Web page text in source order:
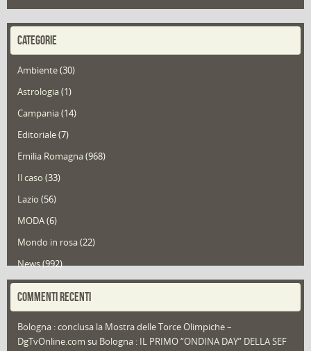
CATEGORIE
Ambiente(30)
Astrologia(1)
Campania(14)
Editoriale(7)
Emilia Romagna(968)
Il caso (33)
Lazio (56)
MODA(6)
Mondo in rosa(22)
News(992)
Portfolio(1)
Redazioni(1.049)
COMMENTI RECENTI
Bologna : conclusa la Mostra delle Torce Olimpiche –
DgTvOnline.com su Bologna : IL PRIMO “ONDINA DAY” DELLA SEF